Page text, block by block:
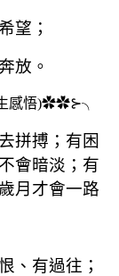
望；
放。
拼搏；有困
會暗淡；有
月才會一路
、有過往；